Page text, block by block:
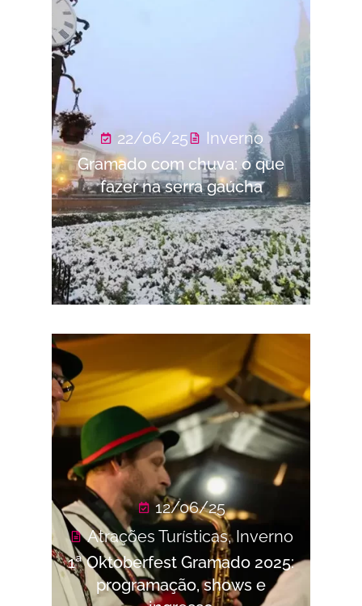
22/06/25
Inverno
Gramado com chuva: o que
fazer na serra gaúcha
12/06/25
Atrações Turísticas,Inverno
1ª Oktoberfest Gramado 2025:
programação, shows e